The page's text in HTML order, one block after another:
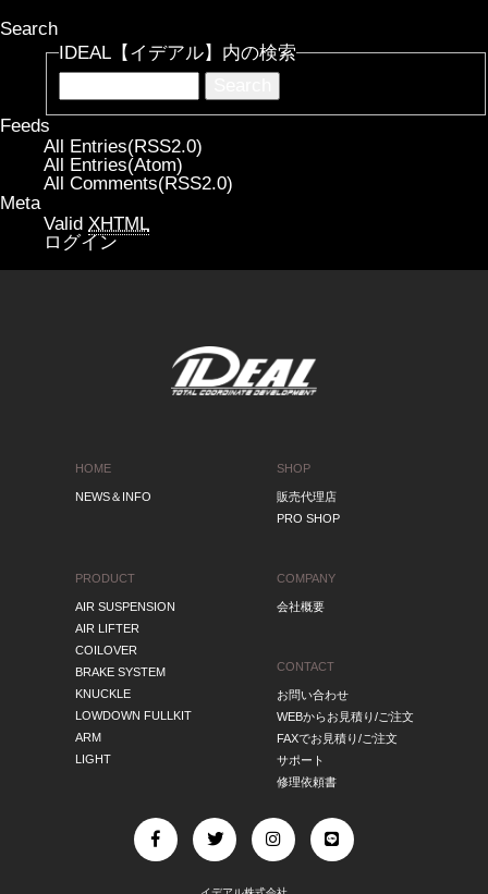
Search
IDEAL【イデアル】内の検索
Feeds
All Entries(RSS2.0)
All Entries(Atom)
All Comments(RSS2.0)
Meta
Valid XHTML
ログイン
HOME
NEWS＆INFO
PRODUCT
AIR SUSPENSION
AIR LIFTER
COILOVER
BRAKE SYSTEM
KNUCKLE
LOWDOWN FULLKIT
ARM
LIGHT
SHOP
販売代理店
PRO SHOP
COMPANY
会社概要
CONTACT
お問い合わせ
WEBからお見積り/ご注文
FAXでお見積り/ご注文
サポート
修理依頼書